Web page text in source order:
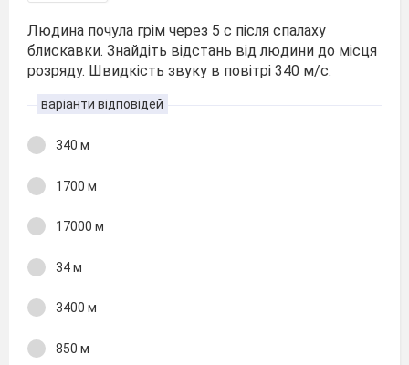
Людина почула грім через 5 с після спалаху
блискавки. Знайдіть відстань від людини до місця
розряду. Швидкість звуку в повітрі 340 м/с.
варіанти відповідей
340 м
1700 м
17000 м
34 м
3400 м
850 м